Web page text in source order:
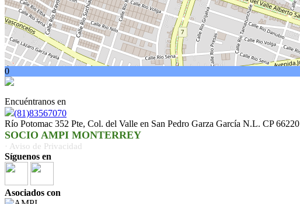
0
Encuéntranos en
(81)83567070
Río Potomac 352 Pte, Col. del Valle en San Pedro Garza García N.L. CP 66220
SOCIO AMPI MONTERREY
· Aviso de Privacidad
Síguenos en
Asociados con